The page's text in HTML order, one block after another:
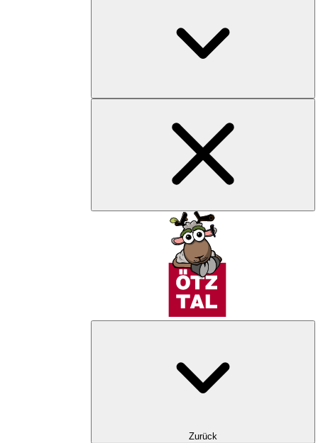
Zurück